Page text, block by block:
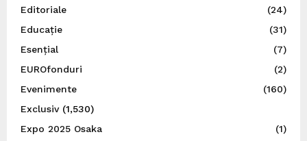
Editoriale
(24)
Educație
(31)
Esențial
(7)
EUROfonduri
(2)
Evenimente
(160)
Exclusiv(1,530)
Expo 2025 Osaka
(1)